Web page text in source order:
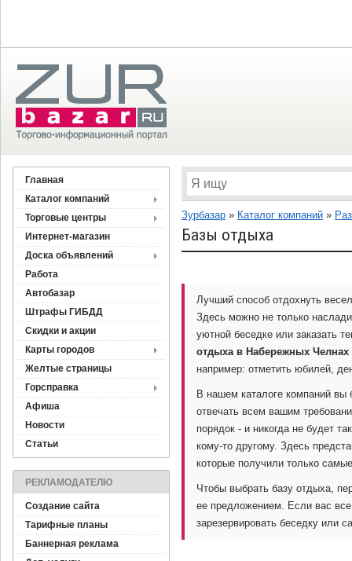
Главная
Каталог компаний
Торговые центры
Интернет-магазин
Доска объявлений
Работа
Автобазар
Штрафы ГИБДД
Скидки и акции
Карты городов
Желтые страницы
Горсправка
Афиша
Новости
Статьи
РЕКЛАМОДАТЕЛЮ
Создание сайта
Тарифные планы
Баннерная реклама
Зурбазар » Каталог компаний »
Базы отдыха
Лучший способ отдохнуть
Здесь можно не только
уютной беседке или заказать
отдыха в Набережных Челнах
например: отметить юбилей,
В нашем каталоге компаний вы
отвечать всем вашим
порядок - и никогда не будет
кому-то другому. Здесь
которые получили только
Чтобы выбрать базу отдыха,
ее предложением. Если вас
зарезервировать беседку или